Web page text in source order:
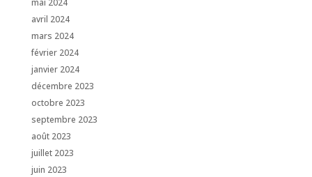
mai 2024
avril 2024
mars 2024
février 2024
janvier 2024
décembre 2023
octobre 2023
septembre 2023
août 2023
juillet 2023
juin 2023